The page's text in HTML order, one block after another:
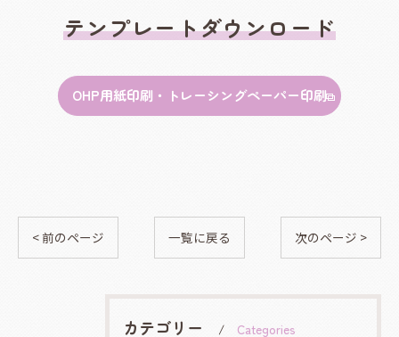
テンプレートダウンロード
OHP用紙印刷・トレーシングペーパー印刷
< 前のページ 一覧に戻る 次のページ >
カテゴリー Categories